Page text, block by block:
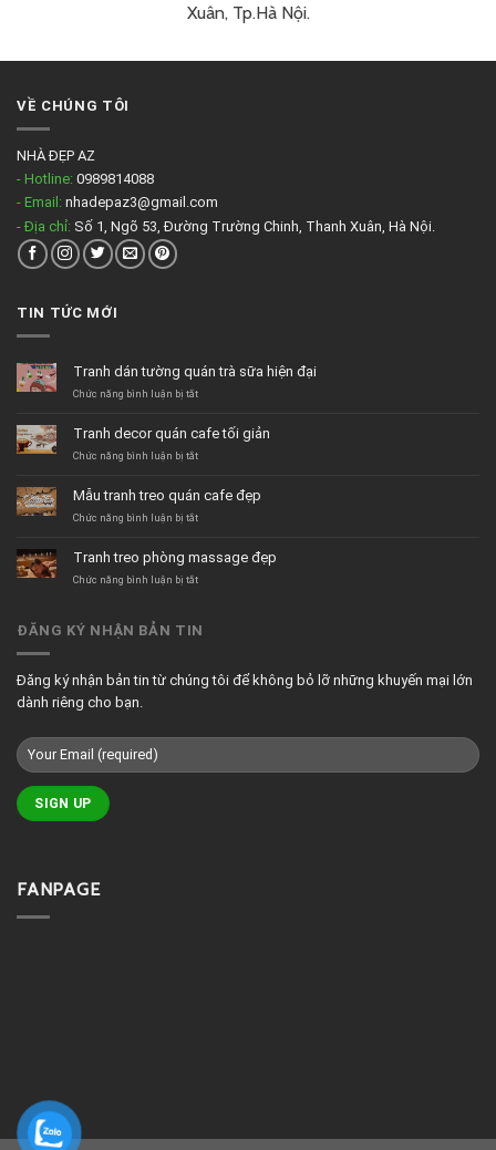
Xuân, Tp.Hà Nội.
VỀ CHÚNG TÔI
NHÀ ĐẸP AZ
- Hotline: 0989814088
- Email: nhadepaz3@gmail.com
- Địa chỉ: Số 1, Ngõ 53, Đường Trường Chinh, Thanh Xuân, Hà Nội.
TIN TỨC MỚI
Tranh dán tường quán trà sữa hiện đại
Chức năng bình luận bị tắtở
tường
quán
hiện
đại
Tranh decor quán cafe tối giản
Chức năng bình luận bị tắtở
quán
cafe
Mẫu tranh treo quán cafe đẹp
Chức năng bình luận bị tắtở
treo
quán
Tranh treo phòng massage đẹp
Chức năng bình luận bị tắtở
phòng
ĐĂNG KÝ NHẬN BẢN TIN
Đăng ký nhận bản tin từ chúng tôi để không bỏ lỡ những khuyến mại lớn
dành riêng cho bạn.
FANPAGE